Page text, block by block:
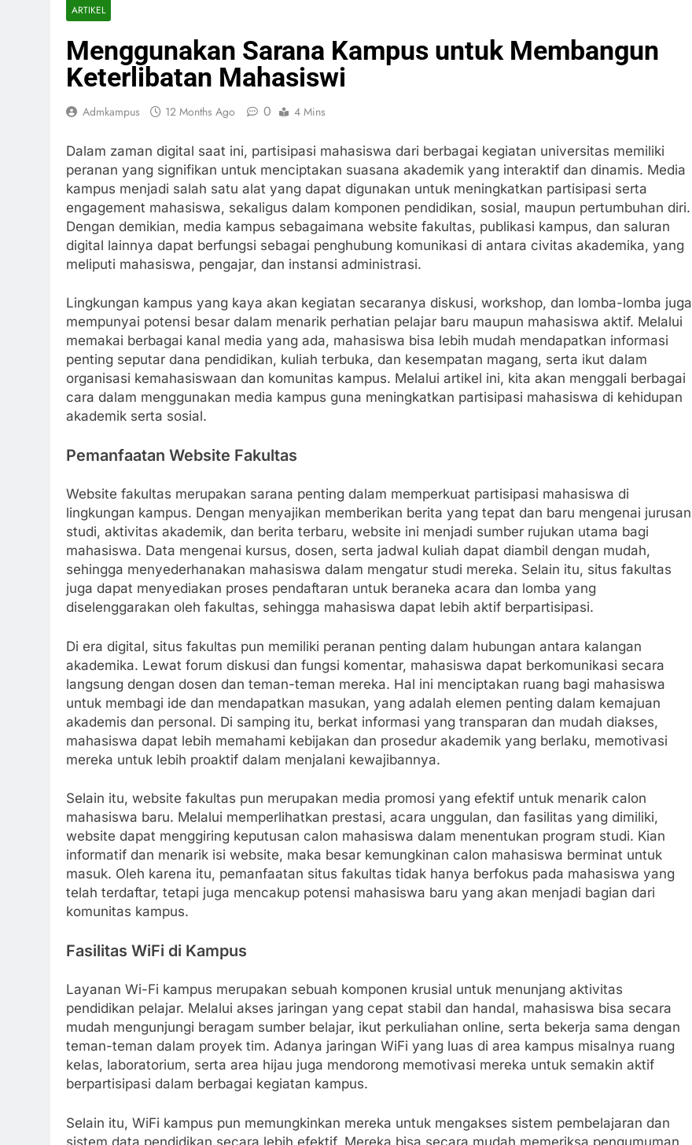
ARTIKEL
Menggunakan Sarana Kampus untuk Membangun
Keterlibatan Mahasiswi
Admkampus 12 Months Ago 0 4 Mins
Dalam zaman digital saat ini, partisipasi mahasiswa dari berbagai kegiatan universitas memiliki
peranan yang signifikan untuk menciptakan suasana akademik yang interaktif dan dinamis. Media
kampus menjadi salah satu alat yang dapat digunakan untuk meningkatkan partisipasi serta
engagement mahasiswa, sekaligus dalam komponen pendidikan, sosial, maupun pertumbuhan diri.
Dengan demikian, media kampus sebagaimana website fakultas, publikasi kampus, dan saluran
digital lainnya dapat berfungsi sebagai penghubung komunikasi di antara civitas akademika, yang
meliputi mahasiswa, pengajar, dan instansi administrasi.
Lingkungan kampus yang kaya akan kegiatan secaranya diskusi, workshop, dan lomba-lomba juga
mempunyai potensi besar dalam menarik perhatian pelajar baru maupun mahasiswa aktif. Melalui
memakai berbagai kanal media yang ada, mahasiswa bisa lebih mudah mendapatkan informasi
penting seputar dana pendidikan, kuliah terbuka, dan kesempatan magang, serta ikut dalam
organisasi kemahasiswaan dan komunitas kampus. Melalui artikel ini, kita akan menggali berbagai
cara dalam menggunakan media kampus guna meningkatkan partisipasi mahasiswa di kehidupan
akademik serta sosial.
Pemanfaatan Website Fakultas
Website fakultas merupakan sarana penting dalam memperkuat partisipasi mahasiswa di
lingkungan kampus. Dengan menyajikan memberikan berita yang tepat dan baru mengenai jurusan
studi, aktivitas akademik, dan berita terbaru, website ini menjadi sumber rujukan utama bagi
mahasiswa. Data mengenai kursus, dosen, serta jadwal kuliah dapat diambil dengan mudah,
sehingga menyederhanakan mahasiswa dalam mengatur studi mereka. Selain itu, situs fakultas
juga dapat menyediakan proses pendaftaran untuk beraneka acara dan lomba yang
diselenggarakan oleh fakultas, sehingga mahasiswa dapat lebih aktif berpartisipasi.
Di era digital, situs fakultas pun memiliki peranan penting dalam hubungan antara kalangan
akademika. Lewat forum diskusi dan fungsi komentar, mahasiswa dapat berkomunikasi secara
langsung dengan dosen dan teman-teman mereka. Hal ini menciptakan ruang bagi mahasiswa
untuk membagi ide dan mendapatkan masukan, yang adalah elemen penting dalam kemajuan
akademis dan personal. Di samping itu, berkat informasi yang transparan dan mudah diakses,
mahasiswa dapat lebih memahami kebijakan dan prosedur akademik yang berlaku, memotivasi
mereka untuk lebih proaktif dalam menjalani kewajibannya.
Selain itu, website fakultas pun merupakan media promosi yang efektif untuk menarik calon
mahasiswa baru. Melalui memperlihatkan prestasi, acara unggulan, dan fasilitas yang dimiliki,
website dapat menggiring keputusan calon mahasiswa dalam menentukan program studi. Kian
informatif dan menarik isi website, maka besar kemungkinan calon mahasiswa berminat untuk
masuk. Oleh karena itu, pemanfaatan situs fakultas tidak hanya berfokus pada mahasiswa yang
telah terdaftar, tetapi juga mencakup potensi mahasiswa baru yang akan menjadi bagian dari
komunitas kampus.
Fasilitas WiFi di Kampus
Layanan Wi-Fi kampus merupakan sebuah komponen krusial untuk menunjang aktivitas
pendidikan pelajar. Melalui akses jaringan yang cepat stabil dan handal, mahasiswa bisa secara
mudah mengunjungi beragam sumber belajar, ikut perkuliahan online, serta bekerja sama dengan
teman-teman dalam proyek tim. Adanya jaringan WiFi yang luas di area kampus misalnya ruang
kelas, laboratorium, serta area hijau juga mendorong memotivasi mereka untuk semakin aktif
berpartisipasi dalam berbagai kegiatan kampus.
Selain itu, WiFi kampus pun memungkinkan mereka untuk mengakses sistem pembelajaran dan
sistem data pendidikan secara lebih efektif. Mereka bisa secara mudah memeriksa pengumuman